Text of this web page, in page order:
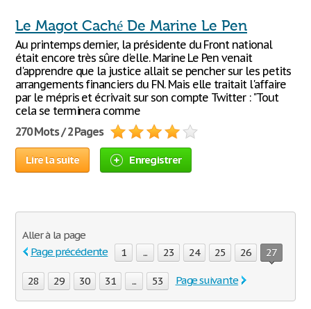
Le Magot Caché De Marine Le Pen
Au printemps dernier, la présidente du Front national
était encore très sûre d'elle. Marine Le Pen venait
d'apprendre que la justice allait se pencher sur les petits
arrangements financiers du FN. Mais elle traitait l'affaire
par le mépris et écrivait sur son compte Twitter : "Tout
cela se terminera comme
270 Mots / 2 Pages
Lire la suite Enregistrer
Aller à la page
Page précédente
1 ... 23 24 25 26 27
28 29 30 31 ... 53 Page suivante